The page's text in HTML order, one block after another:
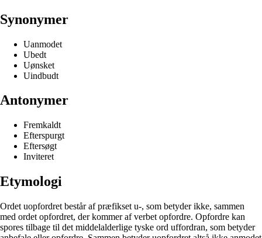
Synonymer
Uanmodet
Ubedt
Uønsket
Uindbudt
Antonymer
Fremkaldt
Efterspurgt
Eftersøgt
Inviteret
Etymologi
Ordet uopfordret består af præfikset u-, som betyder ikke, sammen
med ordet opfordret, der kommer af verbet opfordre. Opfordre kan
spores tilbage til det middelalderlige tyske ord uffordran, som betyder